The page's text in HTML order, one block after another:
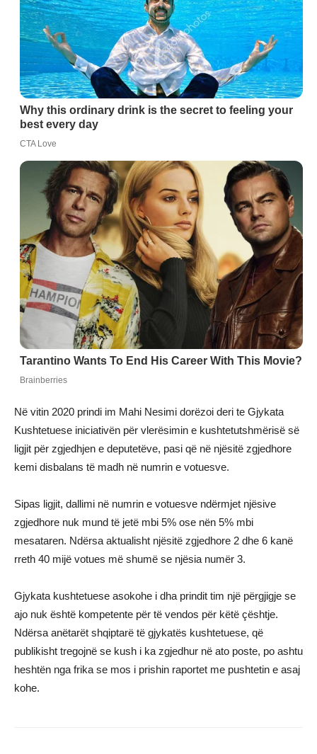
Në vitin 2020 prindi im Mahi Nesimi dorëzoi deri te Gjykata
Kushtetuese iniciativën për vlerësimin e kushtetutshmërisë së
ligjit për zgjedhjen e deputetëve, pasi që në njësitë zgjedhore
kemi disbalans të madh në numrin e votuesve.
Sipas ligjit, dallimi në numrin e votuesve ndërmjet njësive
zgjedhore nuk mund të jetë mbi 5% ose nën 5% mbi
mesataren. Ndërsa aktualisht njësitë zgjedhore 2 dhe 6 kanë
rreth 40 mijë votues më shumë se njësia numër 3.
Gjykata kushtetuese asokohe i dha prindit tim një përgjigje se
ajo nuk është kompetente për të vendos për këtë çështje.
Ndërsa anëtarët shqiptarë të gjykatës kushtetuese, që
publikisht tregojnë se kush i ka zgjedhur në ato poste, po ashtu
heshtën nga frika se mos i prishin raportet me pushtetin e asaj
kohe.